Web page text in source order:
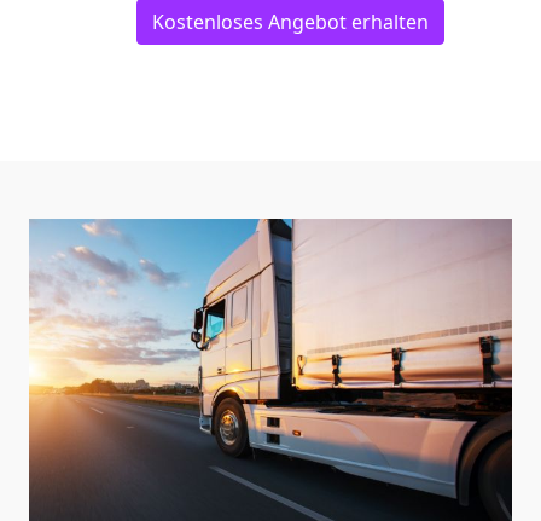
Kostenloses Angebot erhalten